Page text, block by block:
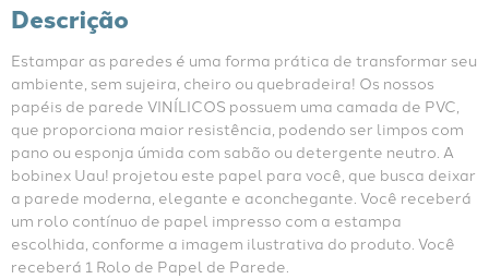
Descrição
Estampar as paredes é uma forma prática de transformar seu
ambiente, sem sujeira, cheiro ou quebradeira! Os nossos
papéis de parede VINÍLICOS possuem uma camada de PVC,
que proporciona maior resistência, podendo ser limpos com
pano ou esponja úmida com sabão ou detergente neutro. A
bobinex Uau! projetou este papel para você, que busca deixar
a parede moderna, elegante e aconchegante. Você receberá
um rolo contínuo de papel impresso com a estampa
escolhida, conforme a imagem ilustrativa do produto. Você
receberá 1 Rolo de Papel de Parede.